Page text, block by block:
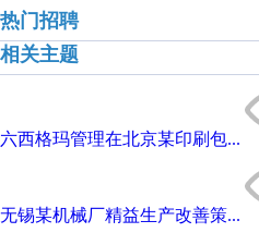
热门招聘
相关主题
六西格玛管理在北京某印刷包...
无锡某机械厂精益生产改善策...